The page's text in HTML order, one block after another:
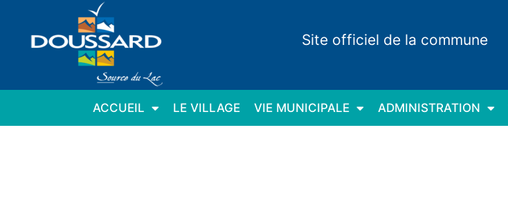
Site officiel de la commune
ACCUEIL LE VILLAGE VIE MUNICIPALE ADMINISTRATION
Panneau de gestion des cookies